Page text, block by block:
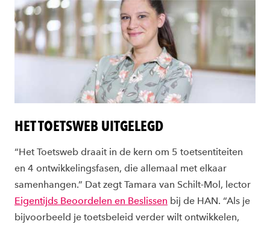
HET TOETSWEB UITGELEGD
“Het Toetsweb draait in de kern om 5 toetsentiteiten
en 4 ontwikkelingsfasen, die allemaal met elkaar
samenhangen.” Dat zegt Tamara van Schilt-Mol, lector
Eigentijds Beoordelen en Beslissen bij de HAN. “Als je
bijvoorbeeld je toetsbeleid verder wilt ontwikkelen,